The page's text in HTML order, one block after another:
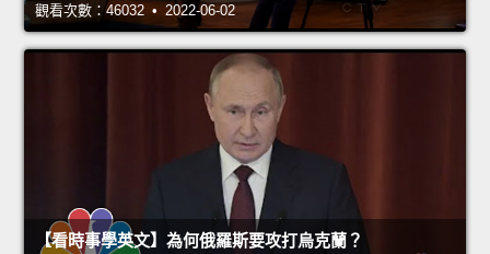
觀看次數：46032 • 2022-06-02
【看時事學英文】為何俄羅斯要攻打烏克蘭？